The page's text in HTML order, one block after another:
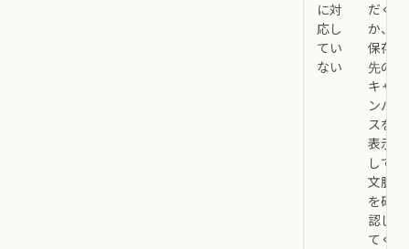
に対
応し
てい
ない
だく
か、
保存
先の
キャ
ンバ
スを
表示
して
文脈
を確
認し
てく